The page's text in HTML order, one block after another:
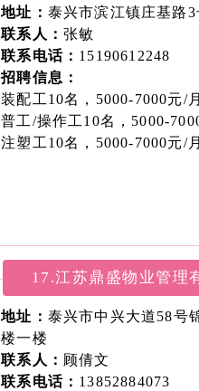
地址： 泰兴市滨江镇庄基路3
联系人： 张敏
联系电话： 15190612248
招聘信息：
装配工10名，5000-7000元/
普工/操作工10名，5000-
注塑工10名，5000-7000元/
17.江苏鼎盛物业管理
地址： 泰兴市中兴大道58号
楼一楼
联系人： 顾倩文
联系电话： 13852884073